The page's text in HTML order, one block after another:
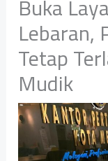
Buka
Lebaran,
Tetap
Mudik